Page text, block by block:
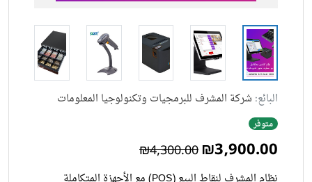
البائع: شركة المشرف للبرمجيات وتكنولوجيا المعلومات
متوفر
₪3,900.00
₪4,300.00